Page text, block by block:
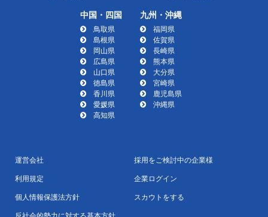
中国・四国
鳥取県
島根県
岡山県
広島県
山口県
徳島県
香川県
愛媛県
高知県
九州・沖縄
福岡県
佐賀県
長崎県
熊本県
大分県
宮崎県
鹿児島県
沖縄県
運営会社
利用規定
個人情報保護法方針
採用をご検討中の企業様
企業ログイン
スカウトをする